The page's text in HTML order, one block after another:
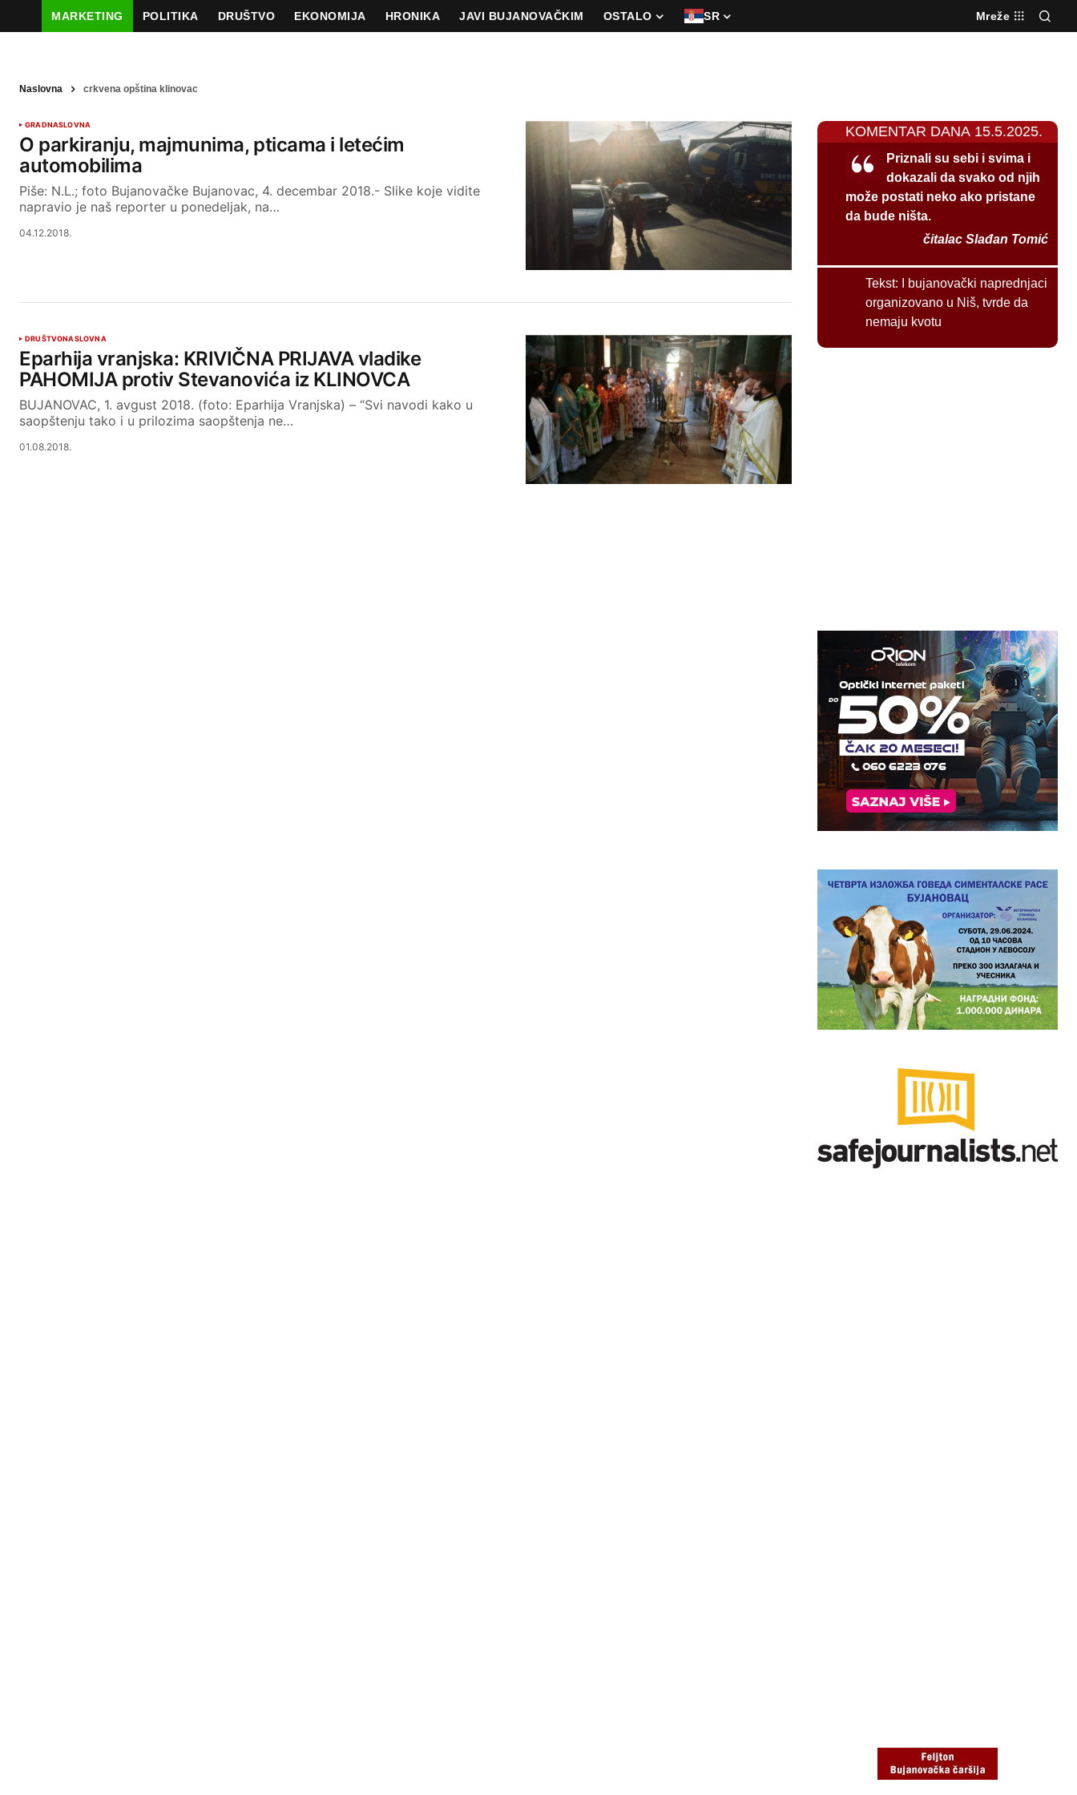
MARKETING POLITIKA DRUŠTVO EKONOMIJA HRONIKA JAVI BUJANOVAČKIM OSTALO SR Mreže
Naslovna crkvena opština klinovac
GRADNASLOVNA
O parkiranju, majmunima, pticama i letećim
automobilima
Piše: N.L.; foto Bujanovačke Bujanovac, 4. decembar 2018.- Slike koje vidite
napravio je naš reporter u ponedeljak, na…
04.12.2018.
DRUŠTVONASLOVNA
Eparhija vranjska: KRIVIČNA PRIJAVA vladike
PAHOMIJA protiv Stevanovića iz KLINOVCA
BUJANOVAC, 1. avgust 2018. (foto: Eparhija Vranjska) – “Svi navodi kako u
saopštenju tako i u prilozima saopštenja ne…
01.08.2018.
KOMENTAR DANA 15.5.2025.
Priznali su sebi i svima i
dokazali da svako od njih
može postati neko ako pristane
da bude ništa.
čitalac Slađan Tomić
Tekst:
I bujanovački naprednjaci
organizovano u Niš, tvrde da
nemaju kvotu